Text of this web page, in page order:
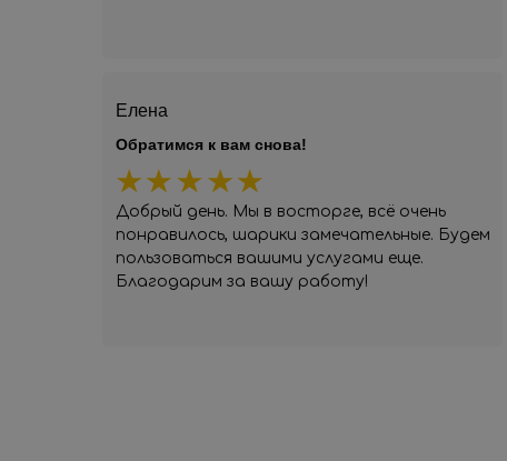
Елена
Добрый день. Мы в восторге, всё очень
понравилось, шарики замечательные. Будем
пользоваться вашими услугами еще.
Благодарим за вашу работу!
Обратимся к вам снова!